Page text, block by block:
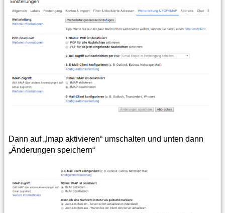
Dann auf „Imap aktivieren“ umschalten und unten dann
„Änderungen speichern“